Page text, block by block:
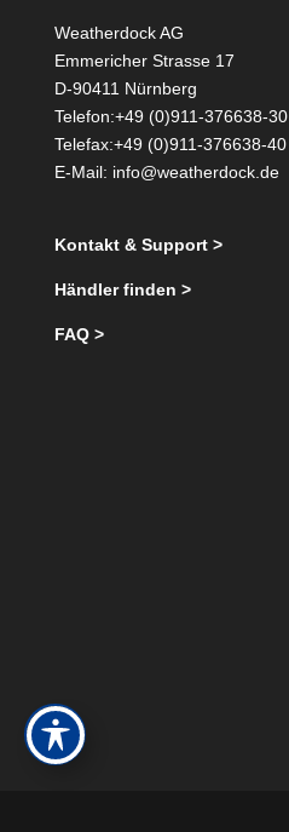
Weatherdock AG
Emmericher Strasse 17
D-90411 Nürnberg
Telefon:+49 (0)911-376638-30
Telefax:+49 (0)911-376638-40
E-Mail: info@weatherdock.de
Kontakt & Support >
Händler finden >
FAQ >